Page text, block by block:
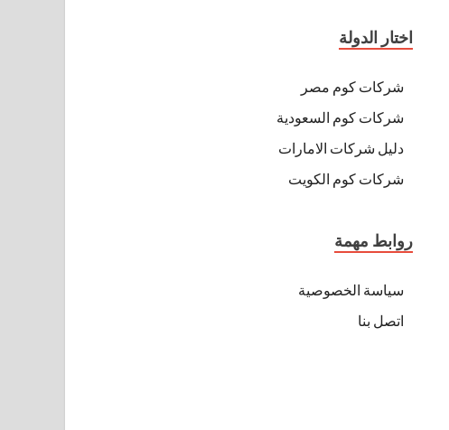
اختار الدولة
شركات كوم مصر
شركات كوم السعودية
دليل شركات الامارات
شركات كوم الكويت
روابط مهمة
سياسة الخصوصية
اتصل بنا